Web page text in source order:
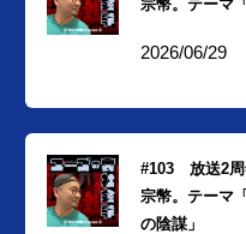
宗幣。テーマ
2026/06/29
#103 放送2周
宗幣。テーマ
の陰謀」